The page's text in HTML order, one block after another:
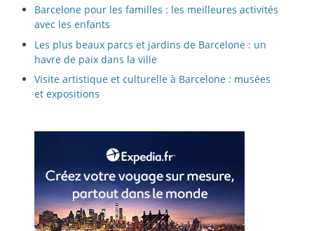
Barcelone pour les familles : les meilleures activités
avec les enfants
Les plus beaux parcs et jardins de Barcelone : un
havre de paix dans la ville
Visite artistique et culturelle à Barcelone : musées
et expositions